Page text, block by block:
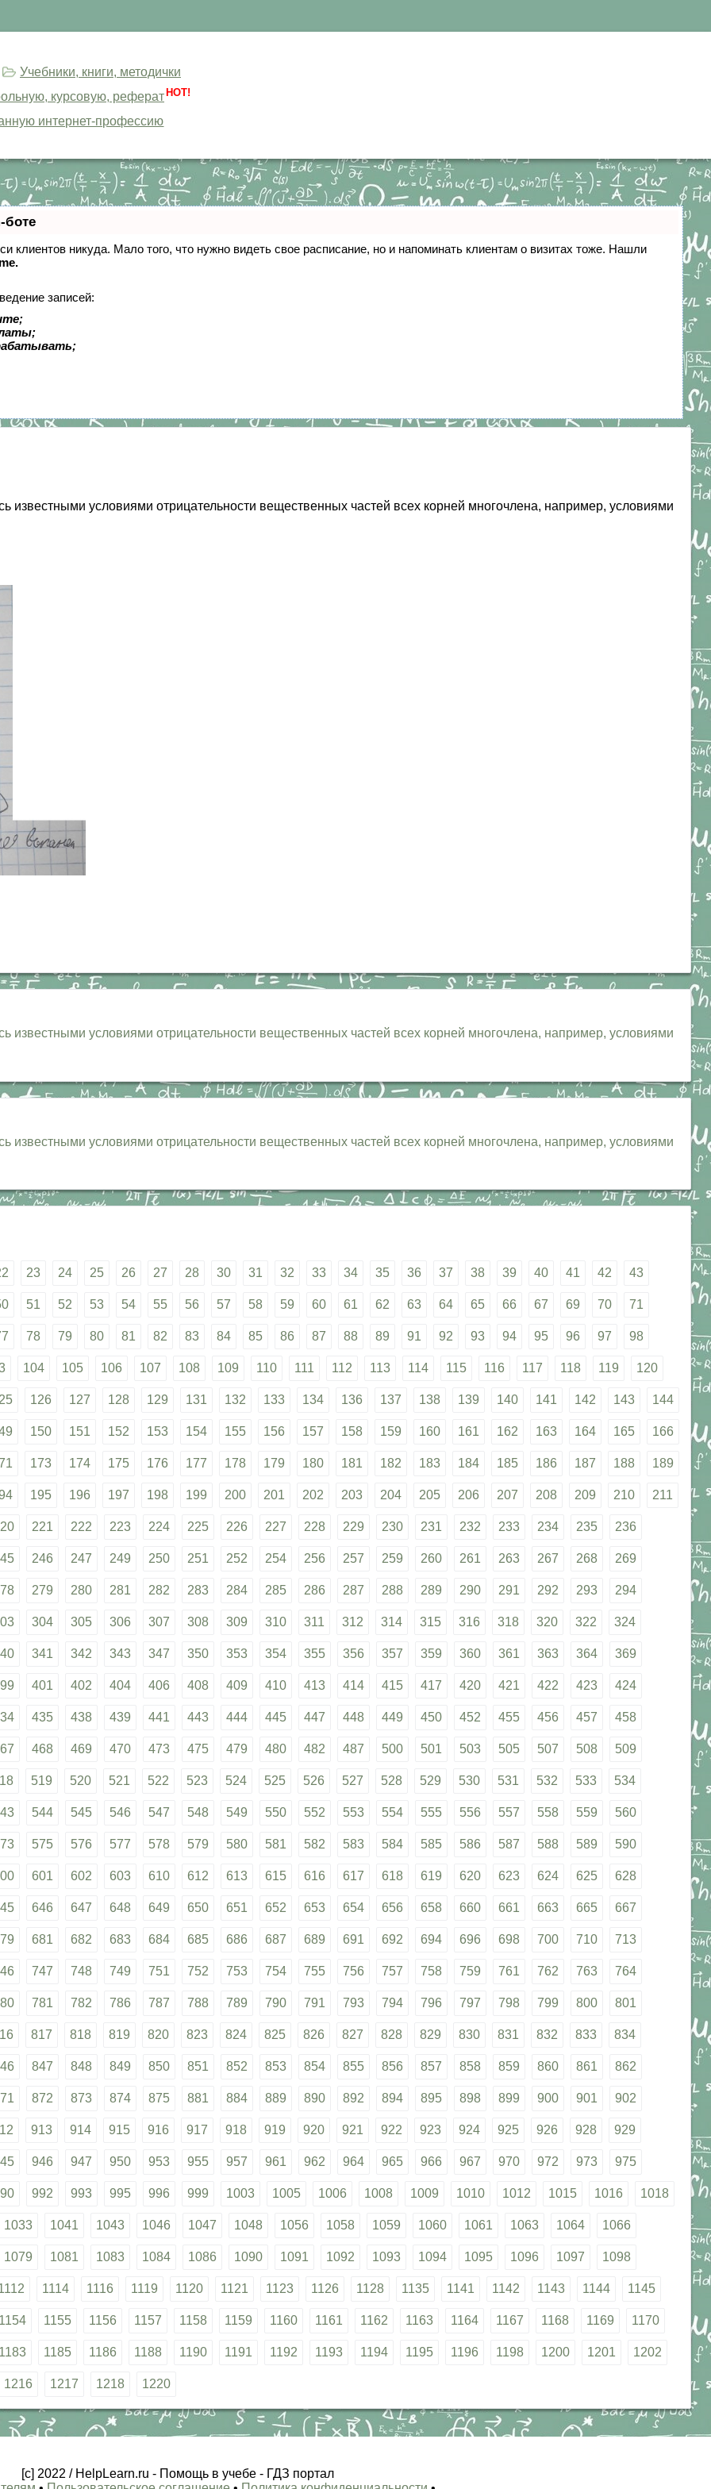
Учебники, книги, методички
курсовую, реферат HOT!
интернет-профессию
боте
клиентов никуда. Мало того, что нужно видеть свое расписание, но и напоминать клиентам о визитах тоже. Нашли
записей:
известными условиями отрицательности вещественных частей всех корней многочлена, например, условиями
известными условиями отрицательности вещественных частей всех корней многочлена, например, условиями
известными условиями отрицательности вещественных частей всех корней многочлена, например, условиями
23 24 25 26 27 28 30 31 32 33 34 35 36 37 38 39 40 41 42 43
51 52 53 54 55 56 57 58 59 60 61 62 63 64 65 66 67 69 70 71
78 79 80 81 82 83 84 85 86 87 88 89 91 92 93 94 95 96 97 98
104 105 106 107 108 109 110 111 112 113 114 115 116 117 118 119 120
126 127 128 129 131 132 133 134 136 137 138 139 140 141 142 143 144
150 151 152 153 154 155 156 157 158 159 160 161 162 163 164 165 166
173 174 175 176 177 178 179 180 181 182 183 184 185 186 187 188 189
195 196 197 198 199 200 201 202 203 204 205 206 207 208 209 210 211
221 222 223 224 225 226 227 228 229 230 231 232 233 234 235 236
246 247 249 250 251 252 254 256 257 259 260 261 263 267 268 269
279 280 281 282 283 284 285 286 287 288 289 290 291 292 293 294
304 305 306 307 308 309 310 311 312 314 315 316 318 320 322 324
341 342 343 347 350 353 354 355 356 357 359 360 361 363 364 369
401 402 404 406 408 409 410 413 414 415 417 420 421 422 423 424
435 438 439 441 443 444 445 447 448 449 450 452 455 456 457 458
468 469 470 473 475 479 480 482 487 500 501 503 505 507 508 509
519 520 521 522 523 524 525 526 527 528 529 530 531 532 533 534
544 545 546 547 548 549 550 552 553 554 555 556 557 558 559 560
575 576 577 578 579 580 581 582 583 584 585 586 587 588 589 590
601 602 603 610 612 613 615 616 617 618 619 620 623 624 625 628
646 647 648 649 650 651 652 653 654 656 658 660 661 663 665 667
681 682 683 684 685 686 687 689 691 692 694 696 698 700 710 713
747 748 749 751 752 753 754 755 756 757 758 759 761 762 763 764
781 782 786 787 788 789 790 791 793 794 796 797 798 799 800 801
817 818 819 820 823 824 825 826 827 828 829 830 831 832 833 834
847 848 849 850 851 852 853 854 855 856 857 858 859 860 861 862
872 873 874 875 881 884 889 890 892 894 895 898 899 900 901 902
913 914 915 916 917 918 919 920 921 922 923 924 925 926 928 929
946 947 950 953 955 957 961 962 964 965 966 967 970 972 973 975
992 993 995 996 999 1003 1005 1006 1008 1009 1010 1012 1015 1016 1018
1033 1041 1043 1046 1047 1048 1056 1058 1059 1060 1061 1063 1064 1066
1079 1081 1083 1084 1086 1090 1091 1092 1093 1094 1095 1096 1097 1098
1114 1116 1119 1120 1121 1123 1126 1128 1135 1141 1142 1143 1144 1145
1155 1156 1157 1158 1159 1160 1161 1162 1163 1164 1167 1168 1169 1170
1185 1186 1188 1190 1191 1192 1193 1194 1195 1196 1198 1200 1201 1202
1216 1217 1218 1220
[c] 2022 / HelpLearn.ru - Помощь в учебе - ГДЗ портал